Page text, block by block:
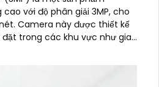
với độ phân giải 3MP, cho
kế
đặt trong các khu vực như gia